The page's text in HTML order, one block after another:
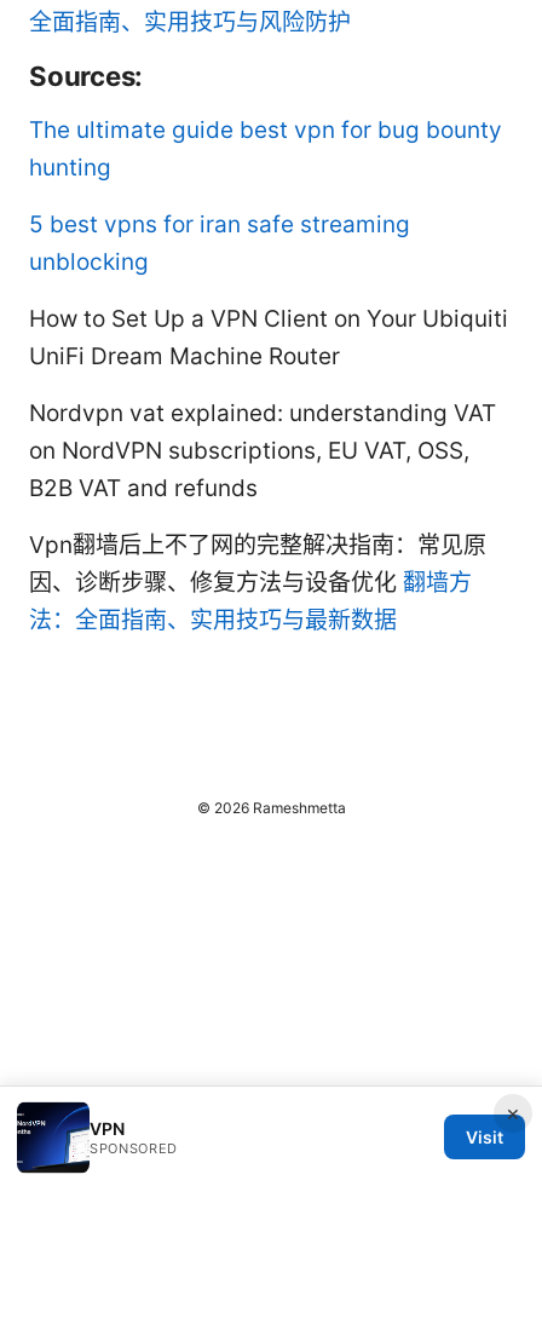
全面指南、实用技巧与风险防护
Sources:
The ultimate guide best vpn for bug bounty
hunting
5 best vpns for iran safe streaming
unblocking
How to Set Up a VPN Client on Your Ubiquiti
UniFi Dream Machine Router
Nordvpn vat explained: understanding VAT
on NordVPN subscriptions, EU VAT, OSS,
B2B VAT and refunds
Vpn翻墙后上不了网的完整解决指南：常见原
因、诊断步骤、修复方法与设备优化 翻墙方
法：全面指南、实用技巧与最新数据
×
VPN
SPONSORED
Visit
© 2026 Rameshmetta